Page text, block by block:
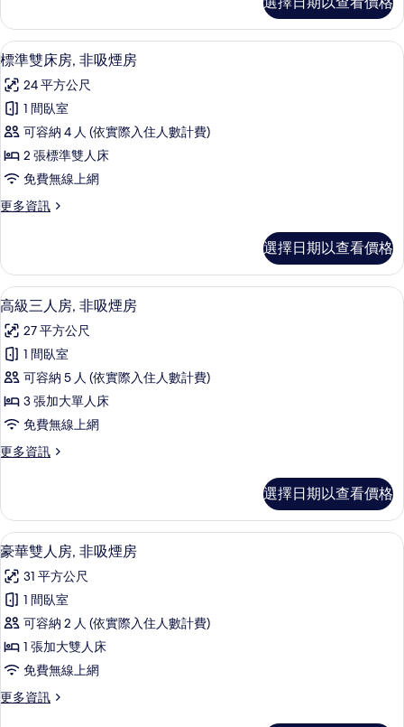
(Corner)
的
所
有
相
片
房,
非
吸
房
(Corner)
的
詳
情
顯
示
標
準
雙
床
非
煙
房
的
所
有
相
片
羽絨被、客房內保險箱、書桌、筆電
15
標準雙床房, 非吸煙房
24 平方公尺
1 間臥室
可容納 4 人 (依實際入住人數計費)
2 張標準雙人床
免費無線上網
更多資訊
更
雙
床
房,
吸
煙
房
的
詳
情
選擇日期以查看價格
顯
示
高
級
三
人
非
煙
房
的
所
有
相
片
高級三人房, 非吸煙房 | 羽絨被、客房
12
高級三人房, 非吸煙房
27 平方公尺
1 間臥室
可容納 5 人 (依實際入住人數計費)
3 張加大單人床
免費無線上網
更多資訊
更
三
人
房,
吸
煙
房
的
詳
情
選擇日期以查看價格
顯
示
豪
華
雙
人
非
羽絨被、客房內保險箱、書桌、筆電
11
豪華雙人房, 非吸煙房
31 平方公尺
1 間臥室
可容納 2 人 (依實際入住人數計費)
1 張加大雙人床
免費無線上網
更多資訊
更